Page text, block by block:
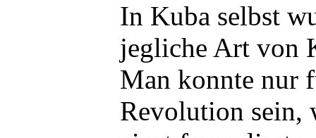
In Kuba selbst
jegliche Art von
Man konnte nur
Revolution sein,